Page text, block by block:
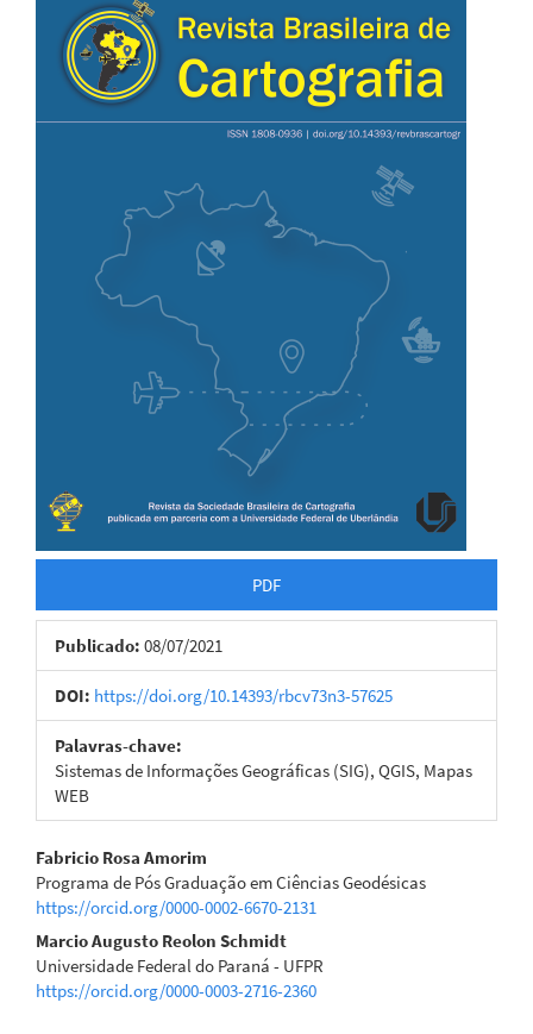
lateral
de
artigos
PDF
Publicado: 08/07/2021
DOI: https://doi.org/10.14393/rbcv73n3-57625
Palavras-chave:
Sistemas de Informações Geográficas (SIG), QGIS, Mapas
WEB
Conteúdo
do
artigo
principal
Fabricio Rosa Amorim
Programa de Pós Graduação em Ciências Geodésicas
https://orcid.org/0000-0002-6670-2131
Marcio Augusto Reolon Schmidt
Universidade Federal do Paraná - UFPR
https://orcid.org/0000-0003-2716-2360